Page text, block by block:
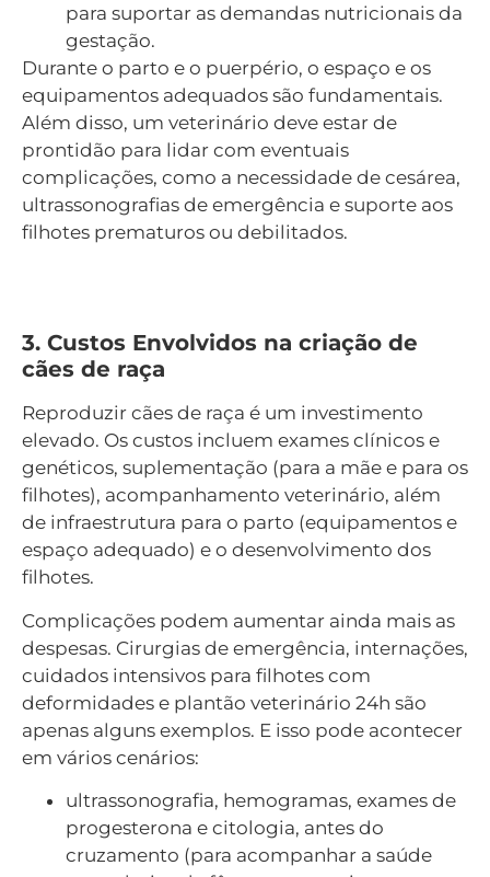
para suportar as demandas nutricionais da
gestação.
Durante o parto e o puerpério, o espaço e os
equipamentos adequados são fundamentais.
Além disso, um veterinário deve estar de
prontidão para lidar com eventuais
complicações, como a necessidade de cesárea,
ultrassonografias de emergência e suporte aos
filhotes prematuros ou debilitados.
3. Custos Envolvidos na criação de
cães de raça
Reproduzir cães de raça é um investimento
elevado. Os custos incluem exames clínicos e
genéticos, suplementação (para a mãe e para os
filhotes), acompanhamento veterinário, além
de infraestrutura para o parto (equipamentos e
espaço adequado) e o desenvolvimento dos
filhotes.
Complicações podem aumentar ainda mais as
despesas. Cirurgias de emergência, internações,
cuidados intensivos para filhotes com
deformidades e plantão veterinário 24h são
apenas alguns exemplos. E isso pode acontecer
em vários cenários:
ultrassonografia, hemogramas, exames de
progesterona e citologia, antes do
cruzamento (para acompanhar a saúde